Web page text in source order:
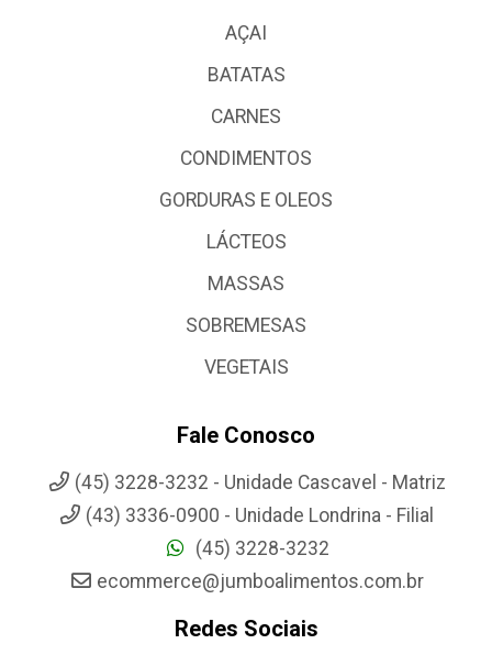
AÇAI
BATATAS
CARNES
CONDIMENTOS
GORDURAS E OLEOS
LÁCTEOS
MASSAS
SOBREMESAS
VEGETAIS
Fale Conosco
(45) 3228-3232 - Unidade Cascavel - Matriz
(43) 3336-0900 - Unidade Londrina - Filial
(45) 3228-3232
ecommerce@jumboalimentos.com.br
Redes Sociais